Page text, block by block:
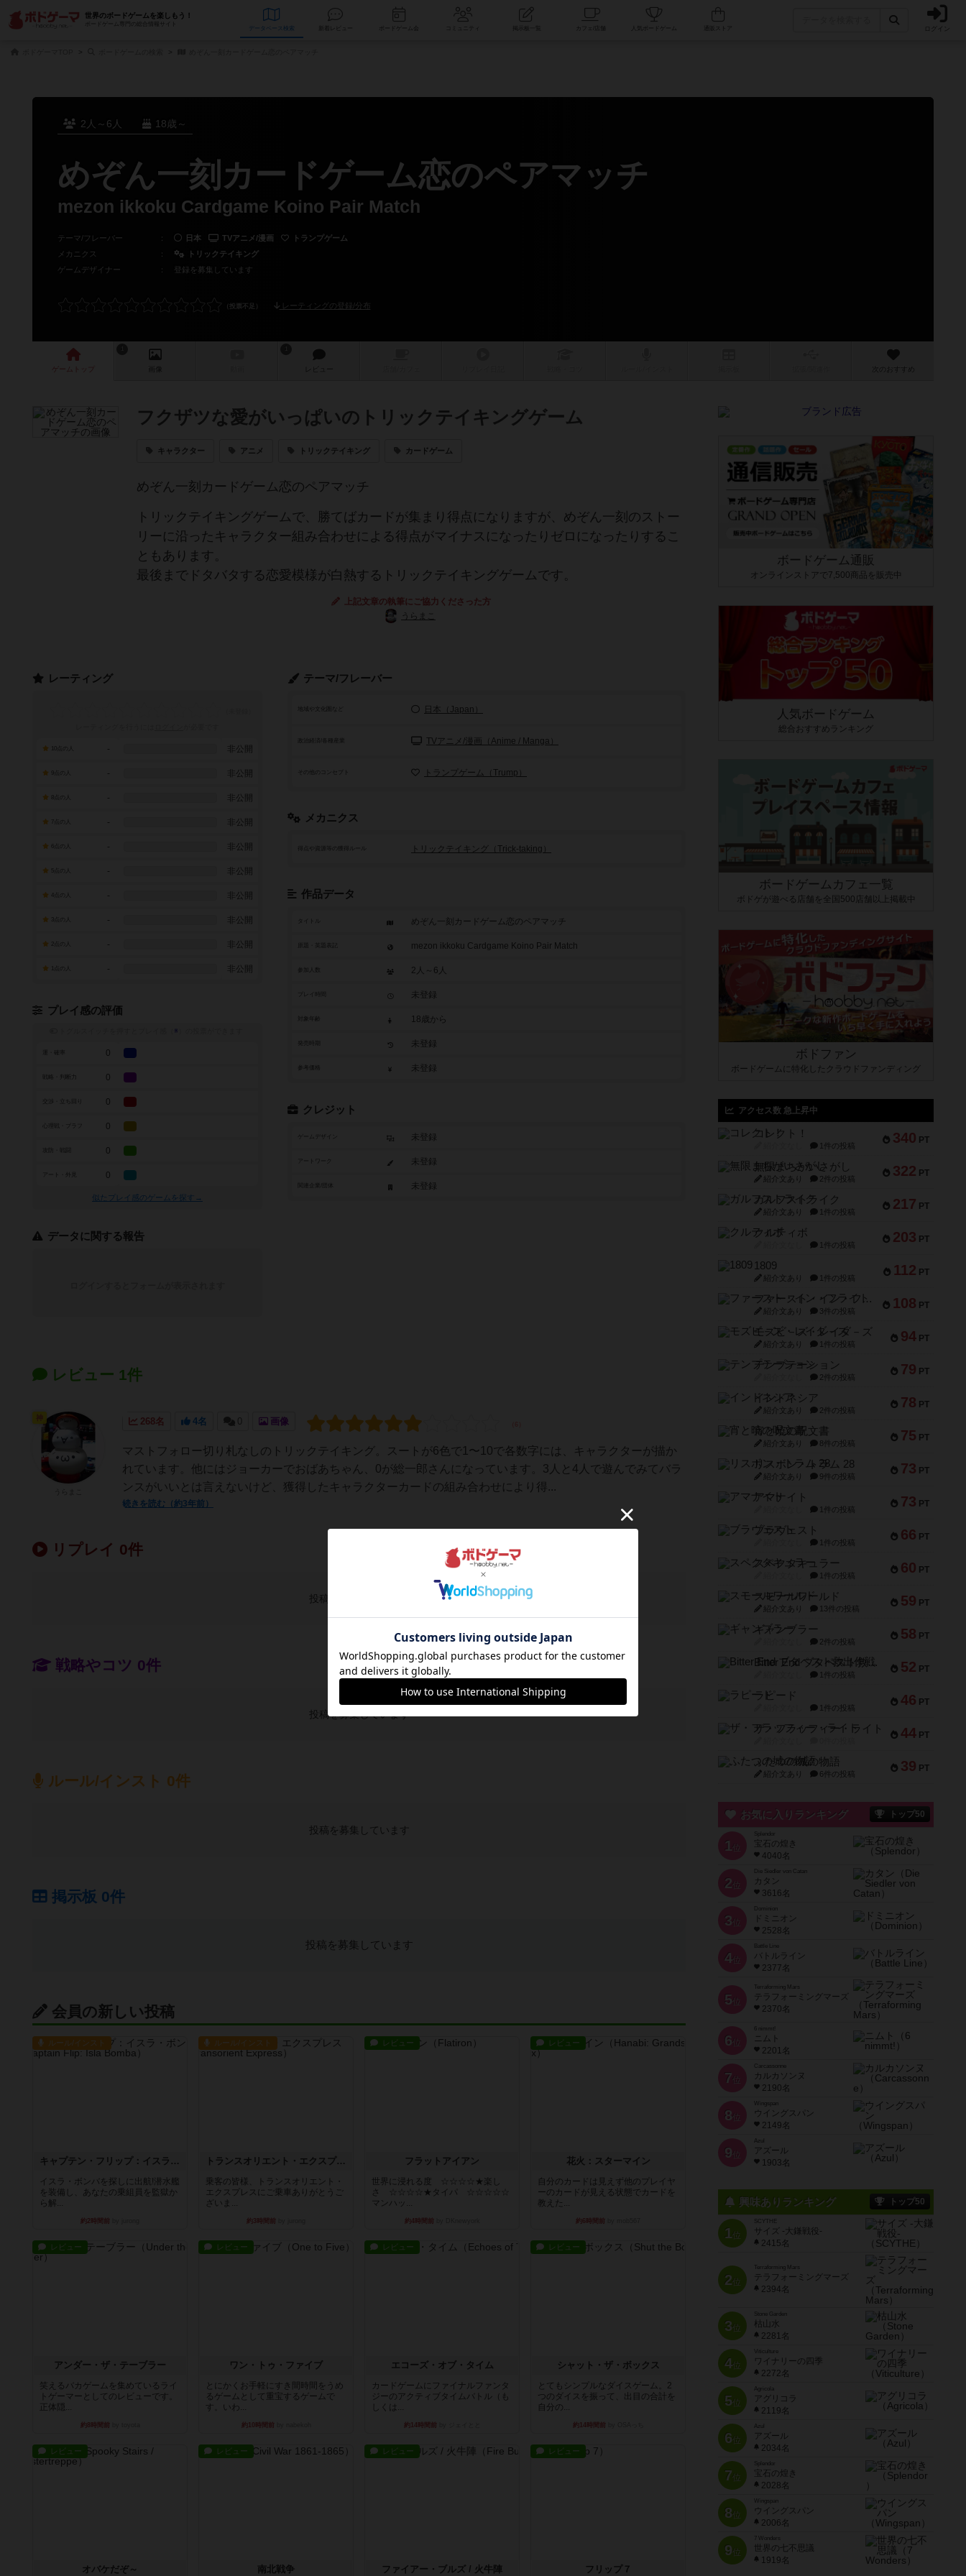
世界のボードゲームを楽しもう！
ボードゲーム専門の総合情報サイト
データベース コミュニティ 人気ボードゲーム ログイン
2人～6人 18歳～
めぞん一刻カードゲーム恋のペアマッチ
mezon ikkoku Cardgame Koino Pair Match
テーマ/フレーバー ： 日本 TVアニメ/漫画
トランプゲーム
メカニクス
：
トリックテイキング
ゲームデザイナー
： 登録を募集しています
レーティングの登録/分布
ゲーム 画像 レビュー 次のおすすめ
フクザツな愛がいっぱいのトリックテイキングゲーム
キャラクター アニメ トリックテイキング カードゲーム
めぞん一刻カードゲーム恋のペアマッチ
トリックテイキングゲームで、勝てばカードが集まり得点になりますが、めぞん一刻のストー
リーに沿ったキャラクター組み合わせによる得点がマイナスになったりゼロになったりするこ
ともあります。
最後までドタバタする恋愛模様が白熱するトリックテイキングゲームです。
上記文章の執筆にご協力くださった方
うらまこ
テーマ/フレーバー
地域や文化圏など 日本（Japan）
政治経済/各種産業 TVアニメ/漫画（Anime / Manga）
その他のコンセプト トランプゲーム（Trump）
メカニクス
トリックテイキング（Trick-taking）
作品データ
タイトル めぞん一刻カードゲーム恋のペアマッチ
mezon ikkoku Cardgame Koino Pair Match
参加人数 2人～6人
未登録
18歳から
未登録
参考価格 未登録
クレジット
ゲームデザイン 未登録
アートワーク 未登録
未登録
レーティング
- 非公開
- 非公開
- 非公開
7点の人 - 非公開
- 非公開
- 非公開
- 非公開
- 非公開
- 非公開
- 非公開
プレイ感の評価
※
0
戦略・判断力 0
0
0
0
アート・外見 0
似たプレイ感のゲームを探す→
データに関する報告
レビュー 1件
268名 4名 0 画像
マストフォロー切り札なしのトリックテイキング。スートが6色で1〜10で各数字には、キャラクターが描か
れています。他にはジョーカーでおばあちゃん、0が総一郎さんになっています。3人と4人で遊んでみてバラ
ンスがいいとは言えないけど、獲得したキャラクターカードの組み合わせにより得...
続きを読む（約3年前）
リプレイ 0件
投稿を募集しています
戦略やコツ 0件
投稿を募集しています
ルール/インスト 0件
投稿を募集しています
掲示板 0件
投稿を募集しています
会員の新しい投稿
ルール/インスト
キャプテン・フリップ：イスラ・ボンバ
イスラ・ボンバを探しに出航!潜水艦
を装備し、あなたの乗組員を監獄か
ら解...
約2時間前
ルール/インスト
トランスオリエント・エクスプレス
乗客の皆様、トランスオリエント・
エクスプレスにご乗車ありがとうご
ざいま...
約3時間前
レビュー
フラットアイアン
世界に浸れる度 ☆☆☆☆★楽し
さ ☆☆☆☆★タイパ ☆☆☆☆☆
マンハッ...
約4時間前
レビュー
花火：スターマイン
自分のカードは見えず他のプレイヤ
ーのカードが見える状態でカードを
教えた...
約6時間前
レビュー
アンダー・ザ・テーブラー
笑えるバカゲームを集めているライ
トゲーマーとしてのレビューです。
正体隠...
約8時間前
レビュー
ワン・トゥ・ファイブ
とにかくお手軽にすき間時間をうめ
るゲームとして重宝するゲームで
す。いわ...
約10時間前
レビュー
エコーズ・オブ・タイム
カードゲームにファイナルファンタ
ジーのアクティブタイムバトル（も
しくは...
約14時間前
レビュー
シャット・ザ・ボックス
とてもシンプルなダイスゲーム。2
つのダイスを振って、出目の合計を
自分の...
約14時間前
レビュー
オバケだぞ～
レビュー
南北戦争
レビュー
ファイアー・ブルズ / 火牛陣
レビュー
フリップ７
ボードゲーム通販
オンラインストアで7,500商品を販売中
人気ボードゲーム
総合おすすめランキング
ボードゲームカフェ一覧
ボドゲが遊べる店舗を全国500店舗以上掲載中
ボドファン
ボードゲームに特化したクラウドファンディング
アクセス数 急上昇中
340 PT
コレクト！
1件の投稿
322 PT
無限まちがいさがし
紹介文あり 2件の投稿
217 PT
ガルフストライク
紹介文あり 1件の投稿
203 PT
クルティボ
1件の投稿
112 PT
1809
紹介文あり 1件の投稿
108 PT
ファースト・イン・フライト
紹介文あり 3件の投稿
94 PT
モズビ－ズ・レイダ－ズ
紹介文あり 1件の投稿
79 PT
テンプテーション
2件の投稿
78 PT
インドネシア
紹介文あり 2件の投稿
75 PT
宵と暁の呪文書
紹介文あり 8件の投稿
73 PT
リスボン・トラム 28
紹介文あり 9件の投稿
73 PT
アマナイト
1件の投稿
66 PT
ブラヴェスト
1件の投稿
60 PT
スペクタキュラー
1件の投稿
59 PT
スモールワールド
紹介文あり 13件の投稿
58 PT
ギャンブラー
2件の投稿
52 PT
Bitter End ブタペスト救出作戦
1件の投稿
46 PT
ラピード
1件の投稿
44 PT
ザ・フラッフィー・ライト
39 PT
ふたつの城の物語
紹介文あり 6件の投稿
お気に入りランキング トップ50
1 位
宝石の煌き
4040名
2 位
Die Siedler von Catan
カタン
3616名
3 位
ドミニオン
2528名
4位
Battle Line
バトルライン
2377名
5 位
Terraforming Mars
テラフォーミングマーズ
2370名
6 位
ニムト
2201名
7 位
Carcassonne
カルカソンヌ
2190名
8 位
Wingspan
ウイングスパン
2149名
9 位
Azul
アズール
1903名
興味ありランキング トップ50
1位
SCYTHE
サイズ -大鎌戦役-
2415名
2位
Terraforming Mars
テラフォーミングマーズ
2394名
3位
Stone Garden
枯山水
2281名
4位
Viticulture
ワイナリーの四季
2272名
5位
Agricola
アグリコラ
2119名
6位
Azul
アズール
2034名
7位
宝石の煌き
2028名
8位
Wingspan
ウイングスパン
2006名
9位
7 Wonders
世界の七不思議
1919名